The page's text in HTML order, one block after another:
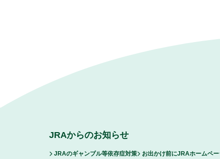
JRAからのお知らせ
JRAのギャンブル等依存症対策
お出かけ前にJRAホームペ